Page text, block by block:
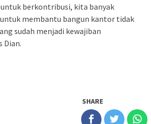
berkontribusi, kita banyak
untuk membantu bangun kantor tidak
sudah menjadi kewajiban
Dian.
SHARE